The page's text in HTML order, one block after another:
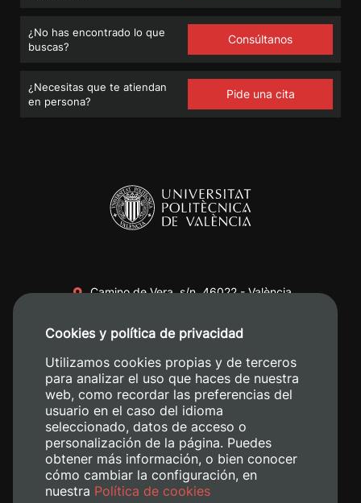
¿No has encontrado lo que
buscas?
Consúltanos
¿Necesitas que te atiendan
en persona?
Pide una cita
Camino de Vera, s/n. 46022 - València
+34 620 04 00 50
Cookies y política de privacidad
Utilizamos cookies propias y de terceros
para analizar el uso que haces de nuestra
web, como recordar las preferencias del
usuario en el caso del idioma
seleccionado, datos de acceso o
personalización de la página. Puedes
obtener más información, o bien conocer
cómo cambiar la configuración, en
nuestra Política de cookies